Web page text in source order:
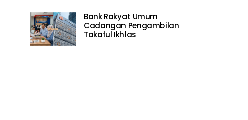
Bank Rakyat Umum
Cadangan Pengambilan
Takaful Ikhlas